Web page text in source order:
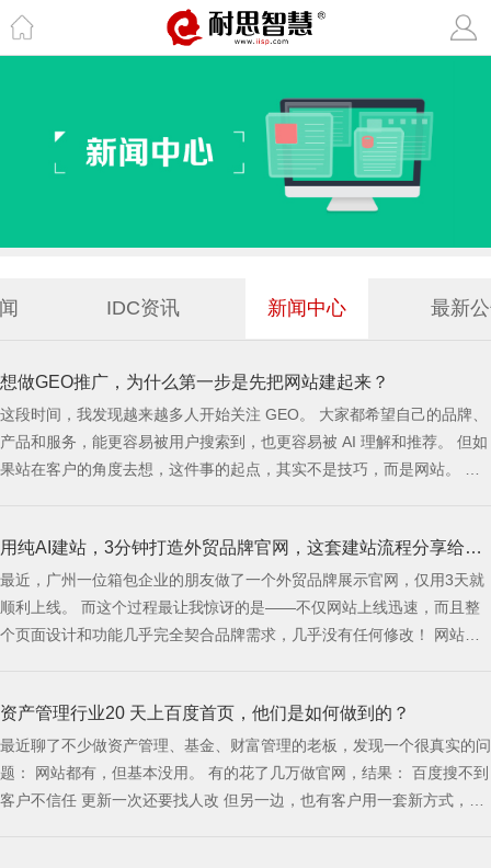
IDC资讯 新闻中心 最新
想做GEO推广，为什么第一步是先把网站建起来？
这段时间，我发现越来越多人开始关注 GEO。 大家都希望自己的品牌、
产品和服务，能更容易被用户搜索到，也更容易被 AI 理解和推荐。 但如
果站在客户的角度去想，这件事的起点，其实不是技巧，而是网站。 因
决我的问题，你看起来靠不靠谱，我下一步该怎么联系你。 而这些问
题，最终都需要一个网站来承接。
用纯AI建站，3分钟打造外贸品牌官网，这套建站流程分享给大
家
最近，广州一位箱包企业的朋友做了一个外贸品牌展示官网，仅用3天就
顺利上线。 而这个过程最让我惊讶的是——不仅网站上线迅速，而且整
个页面设计和功能几乎完全契合品牌需求，几乎没有任何修改！ 网站效
就是效率，快速投入市场才是王道！ 如何用纯AI建站，快速实现外贸官
网上线
资产管理行业20 天上百度首页，他们是如何做到的？
最近聊了不少做资产管理、基金、财富管理的老板，发现一个很真实的问
题： 网站都有，但基本没用。 有的花了几万做官网，结果： 百度搜不到
客户不信任 更新一次还要找人改 但另一边，也有客户用一套新方式，20